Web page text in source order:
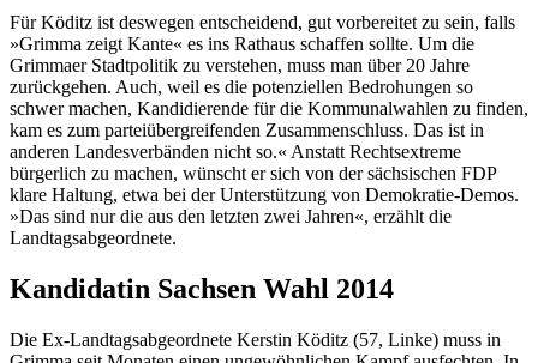
Für Köditz ist deswegen entscheidend, gut vorbereitet zu sein, falls
»Grimma zeigt Kante« es ins Rathaus schaffen sollte. Um die
Grimmaer Stadtpolitik zu verstehen, muss man über 20 Jahre
zurückgehen. Auch, weil es die potenziellen Bedrohungen so
schwer machen, Kandidierende für die Kommunalwahlen zu finden,
kam es zum parteiübergreifenden Zusammenschluss. Das ist in
anderen Landesverbänden nicht so.« Anstatt Rechtsextreme
bürgerlich zu machen, wünscht er sich von der sächsischen FDP
klare Haltung, etwa bei der Unterstützung von Demokratie-Demos.
»Das sind nur die aus den letzten zwei Jahren«, erzählt die
Landtagsabgeordnete.
Kandidatin Sachsen Wahl 2014
Die Ex-Landtagsabgeordnete Kerstin Köditz (57, Linke) muss in